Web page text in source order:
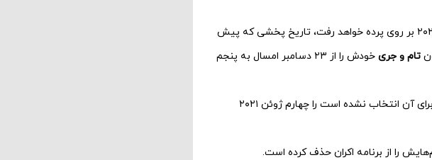
لجندری پیکچرز ۲۱ می سال ۲۰۲۱ بر روی پرده خواهد رفت، تاریخ پخشی که پیش
تام و جری
خودش را از ۲۳ دسامبر امسال به پنجم
این استودیو اعلام کرده است که فیلم ترسناک نیو لاین‌اش که هنوز نامی برای آن انتخاب نشده است را چهارم ژوئن ۲۰۲۱
را از برنامه اکران حذف کرده است.